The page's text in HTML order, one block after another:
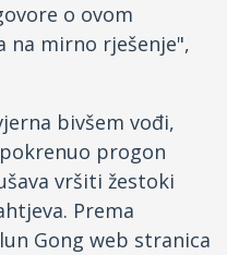
o ovom
na mirno rješenje",
bivšem vođi,
progon
vršiti žestoki
Prema
Gong web stranica